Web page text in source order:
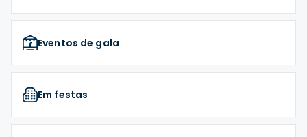
Eventos de gala
Em festas